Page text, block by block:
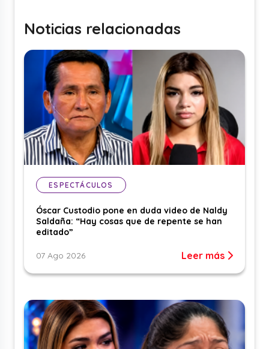
Noticias relacionadas
ESPECTÁCULOS
Óscar Custodio pone en duda video de Naldy
Saldaña: “Hay cosas que de repente se han
editado”
07 Ago 2026 Leer más